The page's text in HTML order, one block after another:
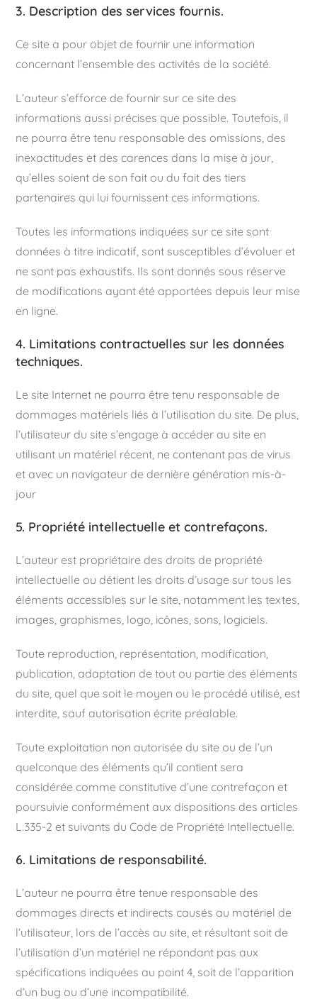
3. Description des services fournis.
Ce site a pour objet de fournir une information
concernant l’ensemble des activités de la société.
L’auteur s’efforce de fournir sur ce site des
informations aussi précises que possible. Toutefois, il
ne pourra être tenu responsable des omissions, des
inexactitudes et des carences dans la mise à jour,
qu’elles soient de son fait ou du fait des tiers
partenaires qui lui fournissent ces informations.
Toutes les informations indiquées sur ce site sont
données à titre indicatif, sont susceptibles d’évoluer et
ne sont pas exhaustifs. Ils sont donnés sous réserve
de modifications ayant été apportées depuis leur mise
en ligne.
4. Limitations contractuelles sur les données
techniques.
Le site Internet ne pourra être tenu responsable de
dommages matériels liés à l’utilisation du site. De plus,
l’utilisateur du site s’engage à accéder au site en
utilisant un matériel récent, ne contenant pas de virus
et avec un navigateur de dernière génération mis-à-
jour
5. Propriété intellectuelle et contrefaçons.
L’auteur est propriétaire des droits de propriété
intellectuelle ou détient les droits d’usage sur tous les
éléments accessibles sur le site, notamment les textes,
images, graphismes, logo, icônes, sons, logiciels.
Toute reproduction, représentation, modification,
publication, adaptation de tout ou partie des éléments
du site, quel que soit le moyen ou le procédé utilisé, est
interdite, sauf autorisation écrite préalable.
Toute exploitation non autorisée du site ou de l’un
quelconque des éléments qu’il contient sera
considérée comme constitutive d’une contrefaçon et
poursuivie conformément aux dispositions des articles
L.335-2 et suivants du Code de Propriété Intellectuelle.
6. Limitations de responsabilité.
L’auteur ne pourra être tenue responsable des
dommages directs et indirects causés au matériel de
l’utilisateur, lors de l’accès au site, et résultant soit de
l’utilisation d’un matériel ne répondant pas aux
spécifications indiquées au point 4, soit de l’apparition
d’un bug ou d’une incompatibilité.